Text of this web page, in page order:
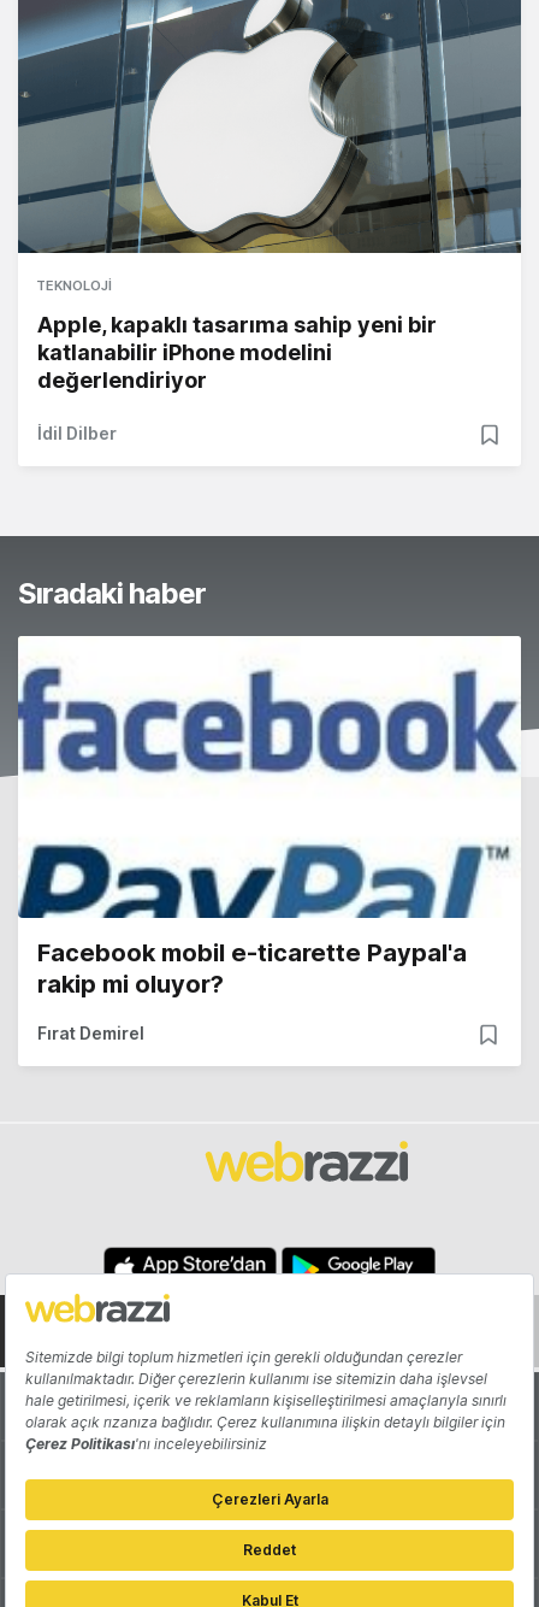
TEKNOLOJI
Apple, kapaklı tasarıma sahip yeni bir
katlanabilir iPhone modelini
değerlendiriyor
İdil Dilber
Sıradaki haber
Facebook mobil e-ticarette Paypal'a
rakip mi oluyor?
Fırat Demirel
Hakkında Yazarlar
Katkıda Bulun Reklam